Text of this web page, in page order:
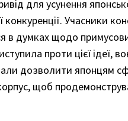
для усунення
конкуренції. Учасники
в думках щодо
проти цієї ідеї,
дозволити японцям
щоб